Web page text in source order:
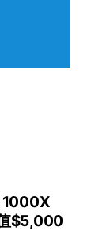
1000X
$5,000